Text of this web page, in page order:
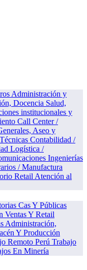
Administración y
Docencia Salud,
institucionales y
Call Center /
Aseo y
Contabilidad /
Logística /
Ingenierías
/ Manufactura
Retail Atención al
Cas Y Públicas
Ventas Y Retail
Administración,
Trabajo
En Minería